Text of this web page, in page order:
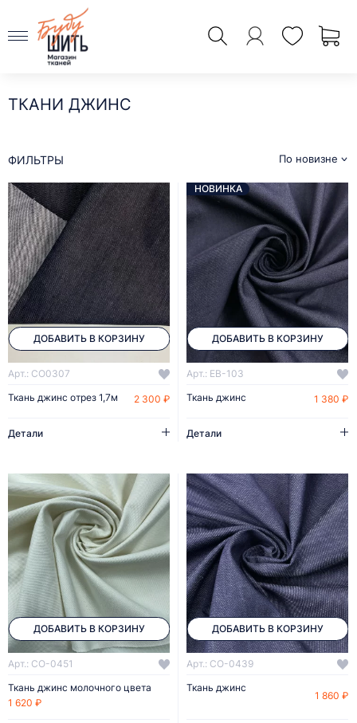
ТКАНИ ДЖИНС
По новизне
ФИЛЬТРЫ
ДОБАВИТЬ В КОРЗИНУ
Арт.: CO0307
Ткань джинс отрез 1,7м
2 300 ₽
Детали
ДОБАВИТЬ В КОРЗИНУ
НОВИНКА
Арт.: EB-103
Ткань джинс
1 380 ₽
Детали
ДОБАВИТЬ В КОРЗИНУ
Арт.: CO-0451
Ткань джинс молочного цвета
1 620 ₽
ДОБАВИТЬ В КОРЗИНУ
Арт.: CO-0439
Ткань джинс
1 860 ₽